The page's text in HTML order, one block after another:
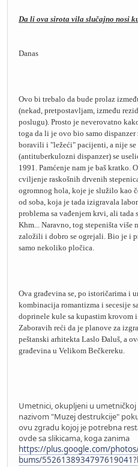
Da li ova sirota vila slučajno nosi
Danas
Ovo bi trebalo da bude prolaz
(nekad, pretpostavljam, između
poslugu). Prosto je neverovatno
toga da li je ovo bio samo
boravili i "ležeći" pacijenti, a nije se
(antituberkulozni dispanzer) se
1991. Pamćenje nam je baš kratko.
cviljenje raskošnih drvenih
ogromnog hola, koje je služilo kao
od soba, koja je tada izigravala
problema sa vađenjem krvi, ali tada
Khm... Naravno, tog stepeništa više
založili i dobro se ogrejali. Bio je i
samo nekoliko pločica.
Ova građevina se, po istoričarima i
kombinacija romantizma i secesije
doprinele kule sa kupastim krovom
Zaboravih reći da je planove za
peštanski arhitekta Laslo Đaluš, a
građevina u Velikom Bečkereku.
Umetnici, okupljeni u umetničkoj
nazivom "Muzej destrukcije"
ovu zgradu kojoj je potrebna
ovde sa slikicama, koga zanima
https://plus.google.com/
bums/